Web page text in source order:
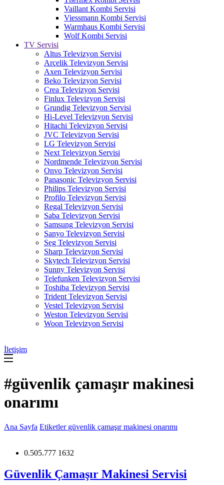
Vaillant Kombi Servisi
Viessmann Kombi Servisi
Warmhaus Kombi Servisi
Wolf Kombi Servisi
TV Servisi
Altus Televizyon Servisi
Arçelik Televizyon Servisi
Axen Televizyon Servisi
Beko Televizyon Servisi
Crea Televizyon Servisi
Finlux Televizyon Servisi
Grundig Televizyon Servisi
Hi-Level Televizyon Servisi
Hitachi Televizyon Servisi
JVC Televizyon Servisi
LG Televizyon Servisi
Next Televizyon Servisi
Nordmende Televizyon Servisi
Onvo Televizyon Servisi
Panasonic Televizyon Servisi
Philips Televizyon Servisi
Profilo Televizyon Servisi
Regal Televizyon Servisi
Saba Televizyon Servisi
Samsung Televizyon Servisi
Sanyo Televizyon Servisi
Seg Televizyon Servisi
Sharp Televizyon Servisi
Skytech Televizyon Servisi
Sunny Televizyon Servisi
Telefunken Televizyon Servisi
Toshiba Televizyon Servisi
Trident Televizyon Servisi
Vestel Televizyon Servisi
Weston Televizyon Servisi
Woon Televizyon Servisi
İletişim
#güvenlik çamaşır makinesi
onarımı
Ana Sayfa Etiketler güvenlik çamaşır makinesi onarımı
0.505.777 1632
Güvenlik Çamaşır Makinesi Servisi